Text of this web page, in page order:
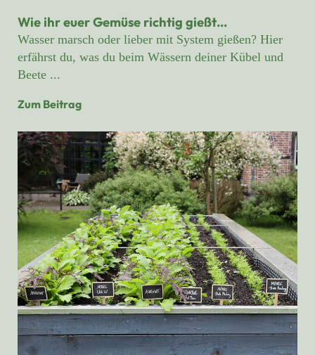
Wie ihr euer Gemüse richtig gießt…
Wasser marsch oder lieber mit System gießen? Hier
erfährst du, was du beim Wässern deiner Kübel und
Beete ...
Zum Beitrag